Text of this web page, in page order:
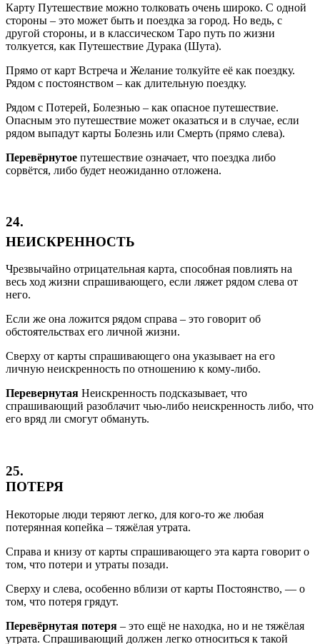
Карту Путешествие можно толковать очень широко. С одной
стороны – это может быть и поездка за город. Но ведь, с
другой стороны, и в классическом Таро путь по жизни
толкуется, как Путешествие Дурака (Шута).
Прямо от карт Встреча и Желание толкуйте её как поездку.
Рядом с постоянством – как длительную поездку.
Рядом с Потерей, Болезнью – как опасное путешествие.
Опасным это путешествие может оказаться и в случае, если
рядом выпадут карты Болезнь или Смерть (прямо слева).
Перевёрнутое путешествие означает, что поездка либо
сорвётся, либо будет неожиданно отложена.
24.
НЕИСКРЕННОСТЬ
Чрезвычайно отрицательная карта, способная повлиять на
весь ход жизни спрашивающего, если ляжет рядом слева от
него.
Если же она ложится рядом справа – это говорит об
обстоятельствах его личной жизни.
Сверху от карты спрашивающего она указывает на его
личную неискренность по отношению к кому-либо.
Перевернутая Неискренность подсказывает, что
спрашивающий разоблачит чью-либо неискренность либо, что
его вряд ли смогут обмануть.
25.
ПОТЕРЯ
Некоторые люди теряют легко, для кого-то же любая
потерянная копейка – тяжёлая утрата.
Справа и книзу от карты спрашивающего эта карта говорит о
том, что потери и утраты позади.
Сверху и слева, особенно вблизи от карты Постоянство, — о
том, что потеря грядут.
Перевёрнутая потеря – это ещё не находка, но и не тяжёлая
утрата. Спрашивающий должен легко относиться к такой